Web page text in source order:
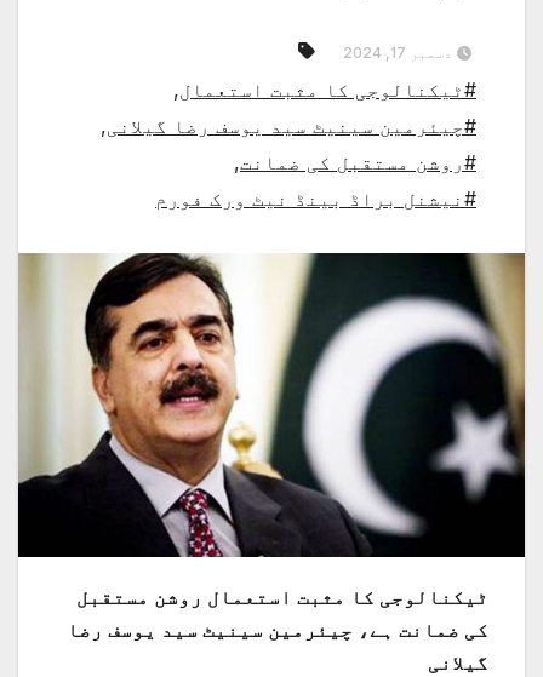
دسمبر 17, 2024
#ٹیکنالوجی کا مثبت استعمال,
#چیئرمین سینیٹ سید یوسف رضا گیلانی,
#روشن مستقبل کی ضمانت,
#نیشنل براڈ بینڈ نیٹ ورک فورم
ٹیکنالوجی کا مثبت استعمال روشن مستقبل
کی ضمانت ہے، چیئرمین سینیٹ سید یوسف رضا
گیلانی